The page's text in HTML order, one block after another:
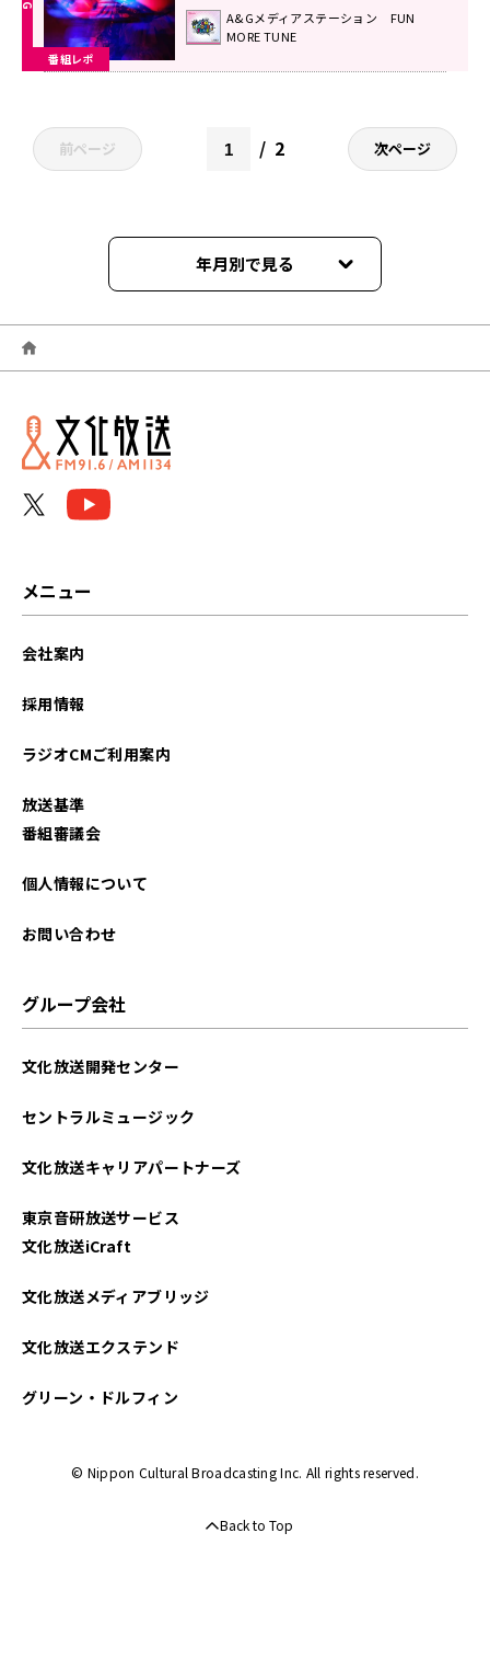
番組レポ
Bullet』に込めた想い！
A&Gメディアステーション FUN
MORE TUNE
前ページ 2 次ページ
年月別で見る
2026年06月
2026年05月
2026年04月
2025年07月
2025年04月
2024年11月
2024年10月
2024年09月
メニュー
会社案内
採用情報
ラジオCMご利用案内
放送基準
番組審議会
個人情報について
お問い合わせ
グループ会社
文化放送開発センター
セントラルミュージック
文化放送キャリアパートナーズ
東京音研放送サービス
文化放送iCraft
文化放送メディアブリッジ
文化放送エクステンド
グリーン・ドルフィン
© Nippon Cultural Broadcasting Inc. All rights reserved.
Back to Top